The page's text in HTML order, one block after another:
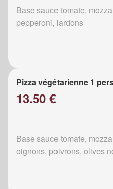
Base sauce tomate,
pepperoni, lardons
Pizza végétarienne 1
13.50 €
Base sauce tomate,
oignons, poivrons, olives